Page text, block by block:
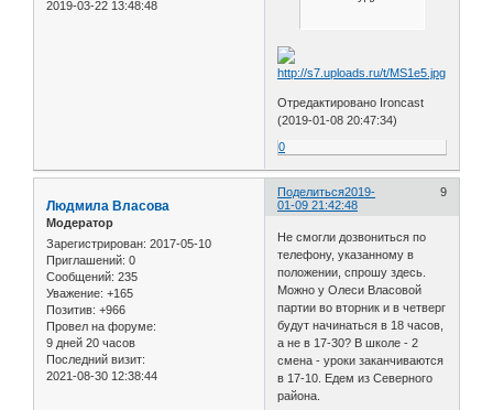
2019-03-22 13:48:48
Отредактировано Ironcast
(2019-01-08 20:47:34)
0
Поделиться 9
2019-
01-09 21:42:48
Людмила Власова
Модератор
Зарегистрирован: 2017-05-10
Приглашений: 0
Сообщений: 235
Уважение: +165
Позитив: +966
Провел на форуме:
9 дней 20 часов
Последний визит:
2021-08-30 12:38:44
Не смогли дозвониться по
телефону, указанному в
положении, спрошу здесь.
Можно у Олеси Власовой
партии во вторник и в четверг
будут начинаться в 18 часов,
а не в 17-30? В школе - 2
смена - уроки заканчиваются
в 17-10. Едем из Северного
района.